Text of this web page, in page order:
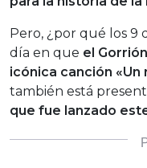
Pero, ¿por qué los 9
día en que el
icónica canción
también está
que fue lanzado